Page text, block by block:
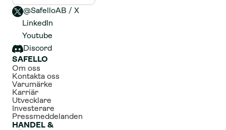
@SafelloAB / X
LinkedIn
Youtube
Discord
SAFELLO
Om oss
Kontakta oss
Varumärke
Karriär
Utvecklare
Investerare
Pressmeddelanden
HANDEL &